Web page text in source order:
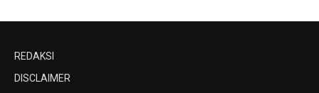
REDAKSI
DISCLAIMER